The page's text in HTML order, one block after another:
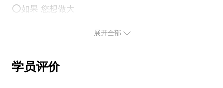
#超20年经验养成，对话术超细颗粒度的把握
#话术改变业绩，我们改变话术
为保证您的约见效果，约见为 一对一。
的。
对您的时间与信任负责，约见前，我们会一起约定主
期待相见以及再次相见。
同时，生怕招来的人跑掉，福利更是芝麻开花节节
你需要，找个做运营的人把把关。
卖点更突出，比如更能深挖用户的痛点需求。
这一条，不废话，也不纠结，先投产去用，用完再看
效果，做进一步的调整。
⭕如果 您想做大
手把手教你“搭班子、练团队、建文化”
我能提供：如何私域变现与交付
展开全部
学员评价